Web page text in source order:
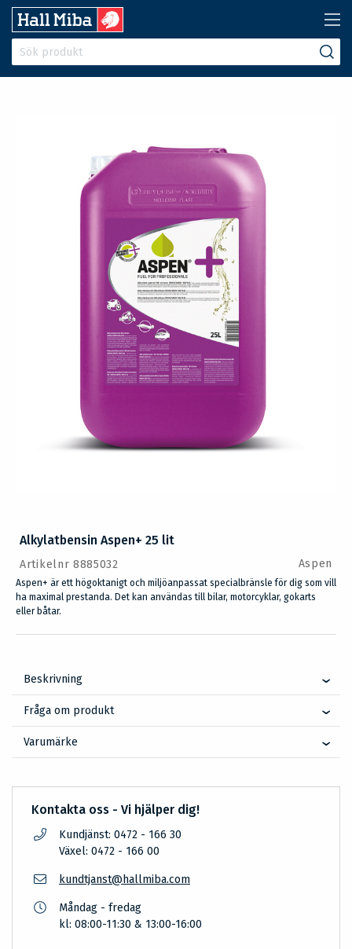
Alkylatbensin Aspen+ 25 lit
Artikelnr 8885032 Aspen
Aspen+ är ett högoktanigt och miljöanpassat specialbränsle för dig som vill
ha maximal prestanda. Det kan användas till bilar, motorcyklar, gokarts
eller båtar.
Beskrivning
Fråga om produkt
Varumärke
Kontakta oss - Vi hjälper dig!
Kundjänst: 0472 - 166 30
Växel: 0472 - 166 00
kundtjanst@hallmiba.com
Måndag - fredag
kl: 08:00-11:30 & 13:00-16:00